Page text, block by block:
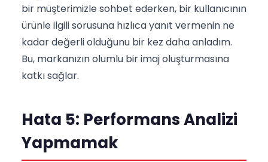
bir müşterimizle sohbet ederken, bir kullanıcının
ürünle ilgili sorusuna hızlıca yanıt vermenin ne
kadar değerli olduğunu bir kez daha anladım.
Bu, markanızın olumlu bir imaj oluşturmasına
katkı sağlar.
Hata 5: Performans Analizi
Yapmamak